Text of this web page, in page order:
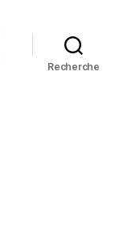
Recherche